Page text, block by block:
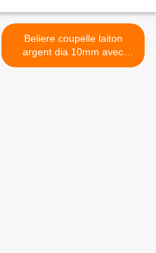
Beliere coupelle laiton
argent dia 10mm avec
anneau,soucoupe